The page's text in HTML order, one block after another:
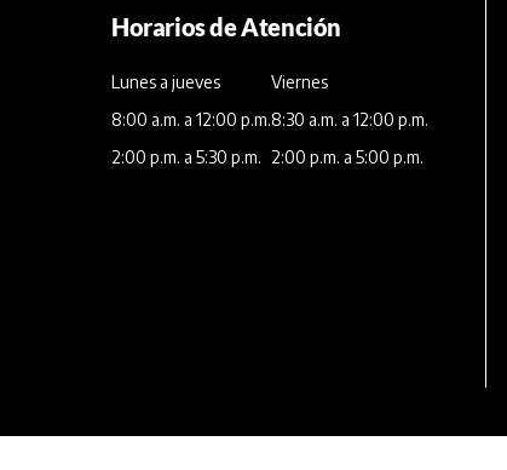
Horarios de Atención
Lunes a jueves
8:00 a.m. a 12:00 p.m.
2:00 p.m. a 5:30 p.m.
Viernes
8:30 a.m. a 12:00 p.m.
2:00 p.m. a 5:00 p.m.